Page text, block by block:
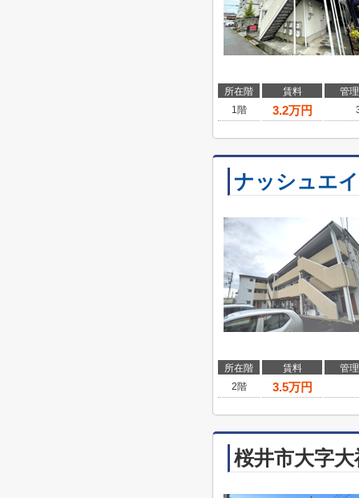
所在階 賃料
管
1階
3.2万円
ナッシュエ
所在階 賃料
管
2階
3.5万円
桜井市大字